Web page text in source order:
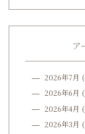
ア
2026年7月
2026年6月
2026年4月
2026年3月